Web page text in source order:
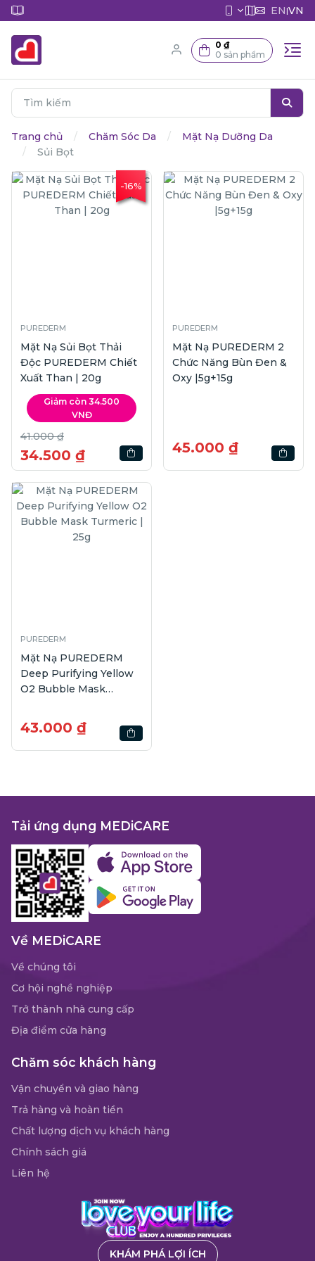
EN|VN
0 ₫
0 sản phẩm
Trang chủ Chăm Sóc Da
Mặt Nạ Dưỡng Da
Sủi Bọt
-16%
PUREDERM
Mặt Nạ Sủi Bọt Thải
Độc PUREDERM Chiết
Xuất Than | 20g
Giảm còn 34.500
VNĐ
41.000 ₫
34.500 ₫
PUREDERM
Mặt Nạ PUREDERM 2
Chức Năng Bùn Đen &
Oxy |5g+15g
45.000 ₫
PUREDERM
Mặt Nạ PUREDERM
Deep Purifying Yellow
O2 Bubble Mask
43.000 ₫
Tải ứng dụng MEDiCARE
Về MEDiCARE
Về chúng tôi
Cơ hội nghề nghiệp
Trở thành nhà cung cấp
Địa điểm cửa hàng
Chăm sóc khách hàng
Vận chuyển và giao hàng
Trả hàng và hoàn tiền
Chất lượng dịch vụ khách hàng
Chính sách giá
Liên hệ
KHÁM PHÁ LỢI ÍCH